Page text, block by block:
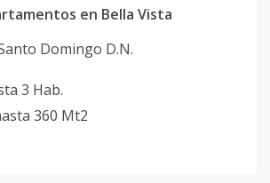
en Bella Vista
Domingo D.N.
3 Hab.
360 Mt2